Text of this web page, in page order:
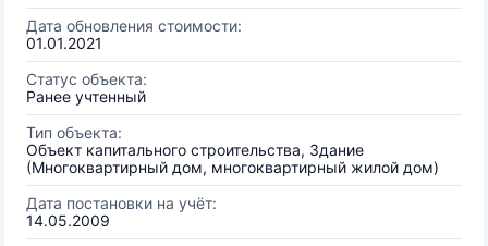
Дата обновления стоимости:
01.01.2021
Статус объекта:
Ранее учтенный
Тип объекта:
Объект капитального строительства, Здание
(Многоквартирный дом, многоквартирный жилой дом)
Дата постановки на учёт:
14.05.2009